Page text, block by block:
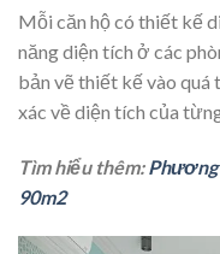
Mỗi căn hộ có thiết kế
năng diện tích ở các
bản vẽ thiết kế vào quá
xác về diện tích của
Tìm hiểu thêm:
90m2